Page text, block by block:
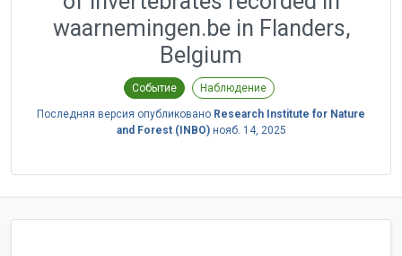
waarnemingen.be in Flanders,
Belgium
Событие Наблюдение
Последняя версия опубликовано Research Institute for Nature
and Forest (INBO) нояб. 14, 2025